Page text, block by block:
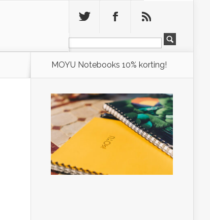
MOYU Notebooks 10% korting!